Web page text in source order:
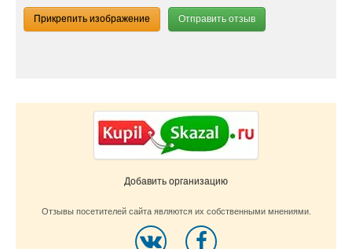
Прикрепить изображение Отправить отзыв
Добавить организацию
Отзывы посетителей сайта являются их собственными мнениями.